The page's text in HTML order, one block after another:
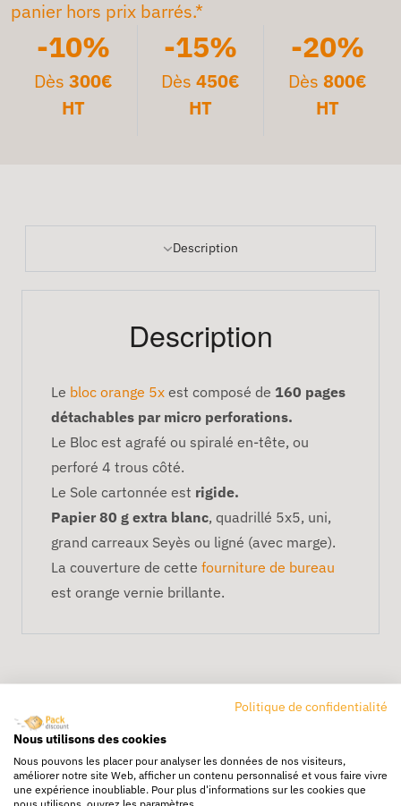
panier hors prix barrés.*
-10%
Dès300€
HT
-15%
Dès 450€
HT
-20%
Dès 800€
HT
Description
Description
Le bloc orange 5x est composé de 160 pages
détachables par micro perforations.
Le Bloc est agrafé ou spiralé en-tête, ou
perforé 4 trous côté.
Le Sole cartonnée est rigide.
Papier 80 g extra blanc, quadrillé 5x5, uni,
grand carreaux Seyès ou ligné (avec marge).
La couverture de cette fourniture de bureau
est orange vernie brillante.
Livraison rapide
24/72h partout en europe
Politique de confidentialité
Nous utilisons des cookies
Nous pouvons les placer pour analyser les données de nos visiteurs,
améliorer notre site Web, afficher un contenu personnalisé et vous faire vivre
une expérience inoubliable. Pour plus d'informations sur les cookies que
nous utilisons, ouvrez les paramètres.